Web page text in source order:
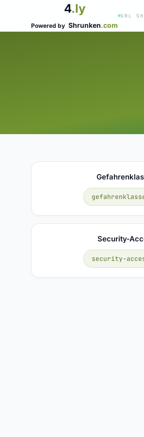
4.ly
Powered by Shrunken.com
URL
Security-
security-